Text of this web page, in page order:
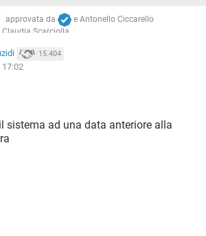
approvata da
Claudia Scarciolla
e Antonello Ciccarello
15.404
17:02
sistema ad una data anteriore alla